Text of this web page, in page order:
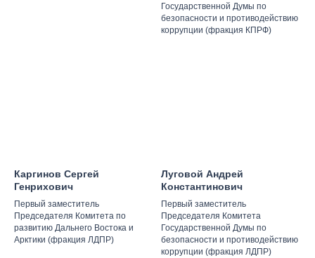
Государственной Думы по
безопасности и противодействию
коррупции (фракция КПРФ)
Каргинов Сергей
Генрихович
Первый заместитель
Председателя Комитета по
развитию Дальнего Востока и
Арктики (фракция ЛДПР)
Луговой Андрей
Константинович
Первый заместитель
Председателя Комитета
Государственной Думы по
безопасности и противодействию
коррупции (фракция ЛДПР)